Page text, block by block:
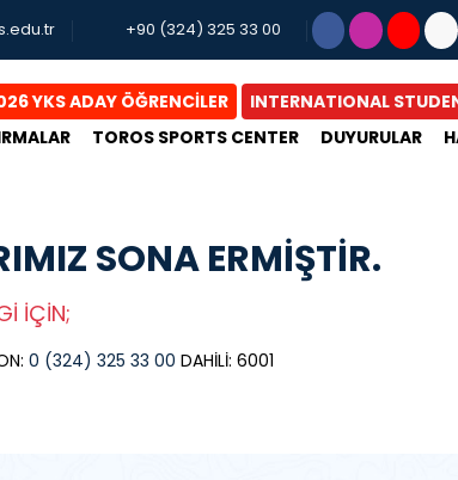
+90 (324) 325 33 00
YKS ADAY ÖĞRENCİLER INTERNATIONAL
TOROS SPORTS CENTER DUYURULAR
SONA ERMİŞTİR.
İÇİN;
0 (324) 325 33 00 DAHİLİ: 6001